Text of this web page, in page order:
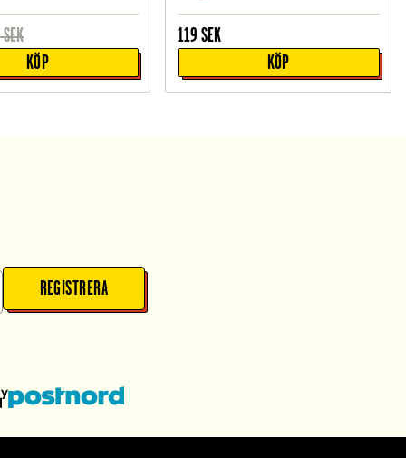
SEK
KÖP
119 SEK
KÖP
REGISTRERA